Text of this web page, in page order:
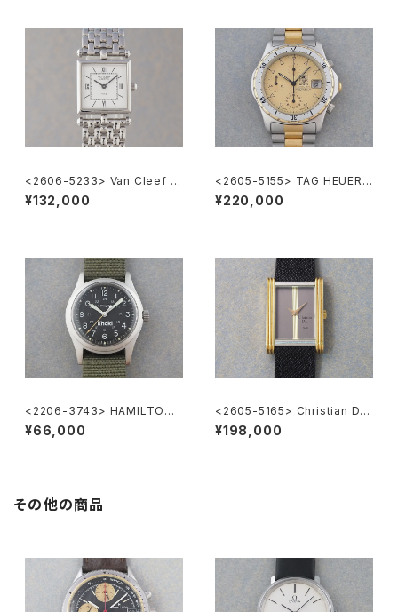
<2606-5233> Van Cleef &
Arpels Classique
¥132,000
<2605-5155> TAG HEUER 2
000 Chronograph
¥220,000
<2206-3743> HAMILTON
Khaki
¥66,000
<2605-5165> Christian Dio
r
¥198,000
その他の商品